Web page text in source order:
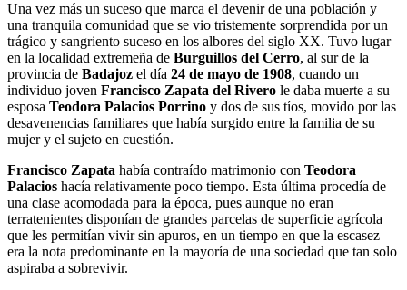
Una vez más un suceso que marca el devenir de una población y
una tranquila comunidad que se vio tristemente sorprendida por un
trágico y sangriento suceso en los albores del siglo XX. Tuvo lugar
en la localidad extremeña de Burguillos del Cerro, al sur de la
provincia de Badajoz el día 24 de mayo de 1908, cuando un
individuo joven Francisco Zapata del Rivero le daba muerte a su
esposa Teodora Palacios Porrino y dos de sus tíos, movido por las
desavenencias familiares que había surgido entre la familia de su
mujer y el sujeto en cuestión.
Francisco Zapata había contraído matrimonio con Teodora
Palacios hacía relativamente poco tiempo. Esta última procedía de
una clase acomodada para la época, pues aunque no eran
terratenientes disponían de grandes parcelas de superficie agrícola
que les permitían vivir sin apuros, en un tiempo en que la escasez
era la nota predominante en la mayoría de una sociedad que tan solo
aspiraba a sobrevivir.